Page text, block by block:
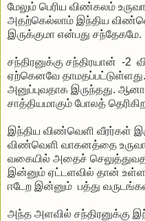
மேலும் பெரிய விண்கலம்
அதற்கெல்லாம் இந்திய
இருக்குமா என்பது சந்தேகமே.
சந்திரனுக்கு சந்திரயான் -2
ஏற்கெனவே
அனுப்புவதாக இருந்தது.
சாத்தியமாகும் போலத்
இந்திய விண்வெளி வீரர்கள்
விண்வெளி வாகனத்தை
வகையில் அதைச்
இன்னும் ஏட்டளவில் தான்
ஈடேற இன்னும் பத்து
அந்த அளவில் சந்திரனுக்கு